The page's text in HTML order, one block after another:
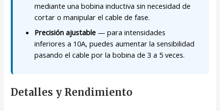
mediante una bobina inductiva sin necesidad de
cortar o manipular el cable de fase.
Precisión ajustable — para intensidades
inferiores a 10A, puedes aumentar la sensibilidad
pasando el cable por la bobina de 3 a 5 veces.
Detalles y Rendimiento